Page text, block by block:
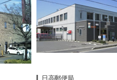
日高郵便局